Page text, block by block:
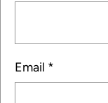
Email *